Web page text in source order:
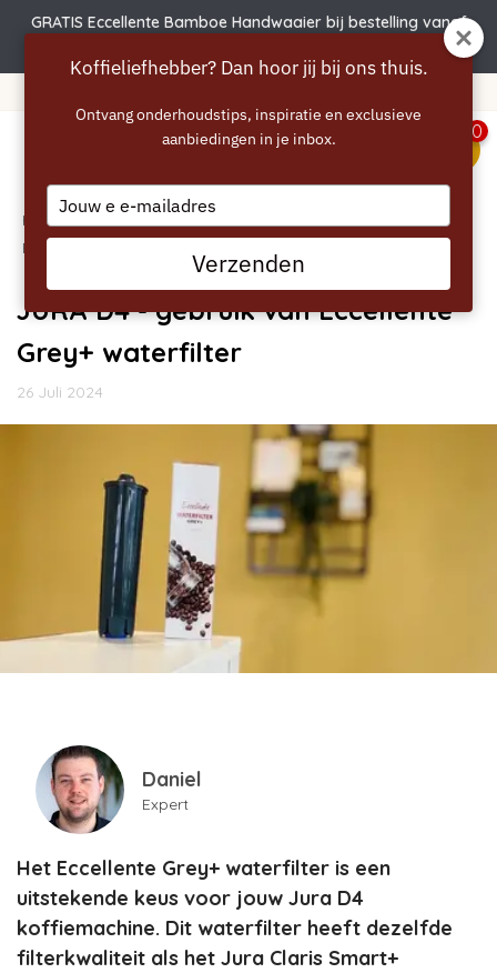
GRATIS Eccellente Bamboe Handwaaier bij bestelling vanaf
0
Home
Eccellente Grey+ waterfilter
JURA D4 - gebruik van Eccellente
Grey+ waterfilter
26 Juli 2024
Daniel
Expert
Het Eccellente Grey+ waterfilter is een
uitstekende keus voor jouw Jura D4
koffiemachine. Dit waterfilter heeft dezelfde
filterkwaliteit als het Jura Claris Smart+
Koffieliefhebber? Dan hoor jij bij ons thuis.
Ontvang onderhoudstips, inspiratie en exclusieve
aanbiedingen in je inbox.
Type
your
email
Verzenden